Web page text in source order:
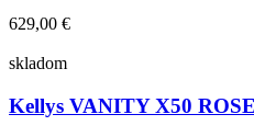
629,00 €
skladom
Kellys VANITY X50